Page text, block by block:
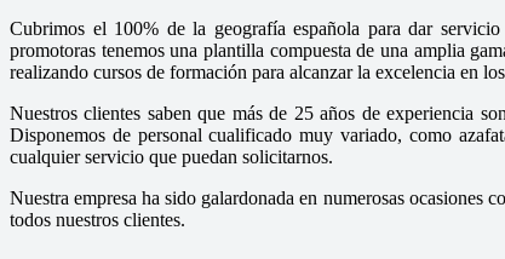
Cubrimos el 100% de la geografía española para dar
promotoras tenemos una plantilla compuesta de una amplia
realizando cursos de formación para alcanzar la excelencia en
Nuestros clientes saben que más de 25 años de experiencia
Disponemos de personal cualificado muy variado, como
cualquier servicio que puedan solicitarnos.
Nuestra empresa ha sido galardonada en numerosas ocasiones
todos nuestros clientes.